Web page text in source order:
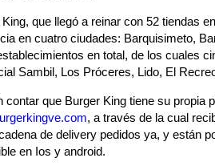
que llegó a reinar con 52 tiendas
en cuatro ciudades: Barquisimeto,
en total, de los cuales
Sambil, Los Próceres, Lido, El
contar que Burger King tiene su propia
, a través de la cual
de delivery pedidos ya, y están
en Ios y android.